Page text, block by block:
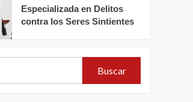
Especializada en Delitos
contra los Seres Sintientes